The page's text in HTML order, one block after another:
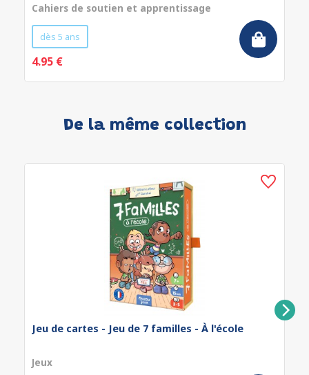
Cahiers de soutien et apprentissage
dès 5 ans
4.95 €
De la même collection
Jeu de cartes - Jeu de 7 familles - À l'école
Jeux